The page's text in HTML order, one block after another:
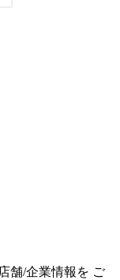
店舗/企業情報を ご